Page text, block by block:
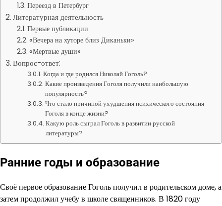
Переезд в Петербург
Литературная деятельность
Первые публикации
«Вечера на хуторе близ Диканьки»
«Мертвые души»
Вопрос-ответ:
Когда и где родился Николай Гоголь?
Какие произведения Гоголя получили наибольшую
популярность?
Что стало причиной ухудшения психического состояния
Гоголя в конце жизни?
Какую роль сыграл Гоголь в развитии русской
литературы?
Ранние годы и образование
Своё первое образование Гоголь получил в родительском доме, а
затем продолжил учебу в школе священников. В 1820 году